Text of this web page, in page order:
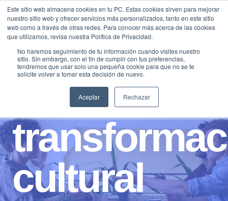
Este sitio web almacena cookies en tu PC. Estas cookies sirven para mejorar
nuestro sitio web y ofrecer servicios más personalizados, tanto en este sitio
web como a través de otras redes. Para conocer más acerca de las cookies
que utilizamos, revisa nuestra Política de Privacidad.
No haremos seguimiento de tu información cuando visites nuestro
sitio. Sin embargo, con el fin de cumplir con tus preferencias,
tendremos que usar solo una pequeña cookie para que no se te
solicite volver a tomar esta decisión de nuevo.
Aceptar Rechazar
Saltar
contenido
cultural
Traducir »